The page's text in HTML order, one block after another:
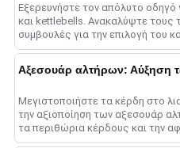
Εξερευνήστε τον απόλυτο οδηγό
και kettlebells. Ανακαλύψτε τους
συμβουλές για την επιλογή του
βελτιστοποίηση του
Μεγιστοποιήστε τα κέρδη στο
την αξιοποίηση των αξεσουάρ
τα περιθώρια κέρδους και την
πρόσθετα....